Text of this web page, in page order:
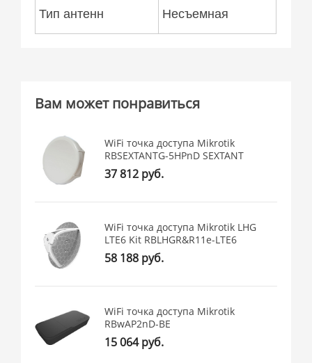
Тип антенн Несъемная
Вам может понравиться
WiFi точка доступа Mikrotik
RBSEXTANTG-5HPnD SEXTANT
37 812 руб.
WiFi точка доступа Mikrotik LHG
LTE6 Kit RBLHGR&R11e-LTE6
58 188 руб.
WiFi точка доступа Mikrotik
RBwAP2nD-BE
15 064 руб.